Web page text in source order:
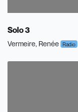
Solo 3
Vermeire, Renée Radio